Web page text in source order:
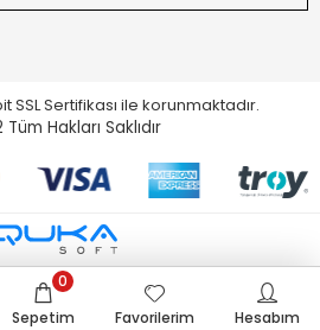
SSL Sertifikası ile korunmaktadır.
Tüm Hakları Saklıdır
Sepetim
0
Favorilerim
Hesabım